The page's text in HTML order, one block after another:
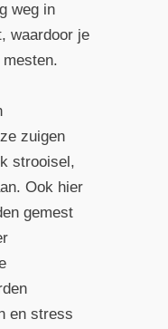
weg in
waardoor je
zuigen
strooisel,
Ook hier
gemest
en stress